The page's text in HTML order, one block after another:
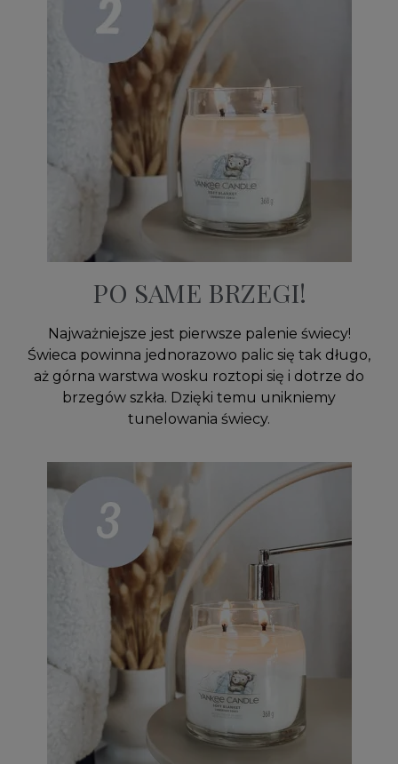
PO SAME BRZEGI!
Najważniejsze jest pierwsze palenie świecy!
Świeca powinna jednorazowo palic się tak długo,
aż górna warstwa wosku roztopi się i dotrze do
brzegów szkła. Dzięki temu unikniemy
tunelowania świecy.